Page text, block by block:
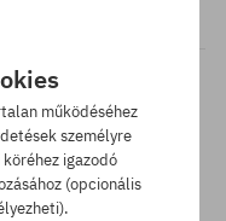
működéséhez
személyre
igazodó
(opcionális